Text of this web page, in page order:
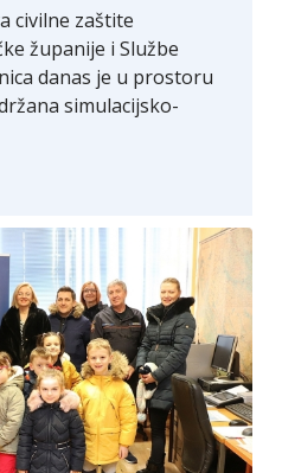
civilne zaštite
županije i Službe
danas je u prostoru
simulacijsko-